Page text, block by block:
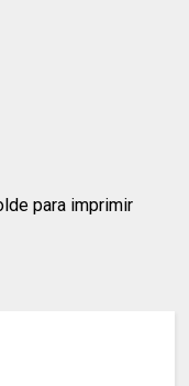
para imprimir